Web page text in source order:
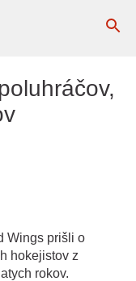
Wings prišli o
hokejistov z
rokov.